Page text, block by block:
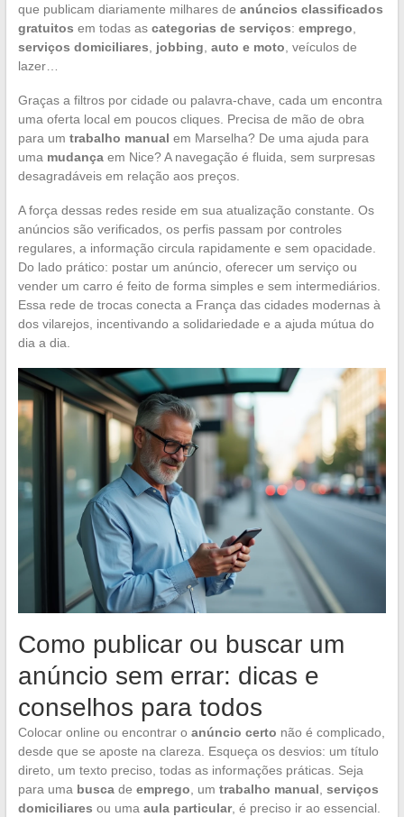
que publicam diariamente milhares de anúncios classificados
gratuitos em todas as categorias de serviços: emprego
serviços domiciliares
jobbing auto e moto , veículos de
lazer…
Graças a filtros por cidade ou palavra-chave, cada um encontra
uma oferta local em poucos cliques. Precisa de mão de obra
para um trabalho manual em Marselha? De uma ajuda para
uma mudançaem Nice? A navegação é fluida, sem surpresas
desagradáveis em relação aos preços.
A força dessas redes reside em sua atualização constante. Os
anúncios são verificados, os perfis passam por controles
regulares, a informação circula rapidamente e sem opacidade.
Do lado prático: postar um anúncio, oferecer um serviço ou
vender um carro é feito de forma simples e sem intermediários.
Essa rede de trocas conecta a França das cidades modernas à
dos vilarejos, incentivando a solidariedade e a ajuda mútua do
dia a dia.
Como publicar ou buscar um
anúncio sem errar: dicas e
conselhos para todos
Colocar online ou encontrar o anúncio certo não é complicado,
desde que se aposte na clareza. Esqueça os desvios: um título
direto, um texto preciso, todas as informações práticas. Seja
para uma buscade emprego , um trabalho manual serviços
domiciliares ou uma aula particular, é preciso ir ao essencial.